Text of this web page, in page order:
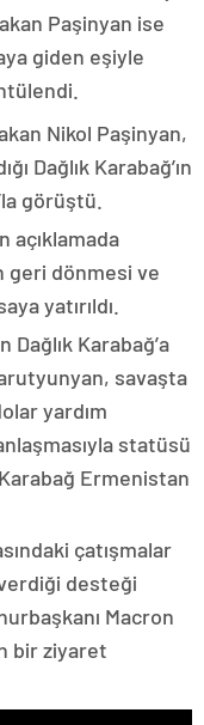
Paşinyan ise
giden eşiyle
Nikol Paşinyan,
Dağlık Karabağ’ın
görüştü.
açıklamada
geri dönmesi ve
yatırıldı.
Karabağ’a
savaşta
yardım
statüsü
Ermenistan
çatışmalar
desteği
Macron
bir ziyaret